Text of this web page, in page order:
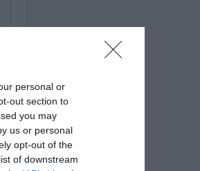
personal or
out section to
you may
us or personal
opt-out of the
of downstream
ελληνικές γεύσεις
Καρυστιανού: Δύο
ακόμη στελέχη
αποχωρούν
καταγγέλλοντας
κλειστό σύστημα
αποφάσεων
07.08.2026 | 16:00